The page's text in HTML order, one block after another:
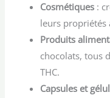
Cosmétiques :
leurs propriétés
Produits
chocolats, tous
THC.
Capsules et